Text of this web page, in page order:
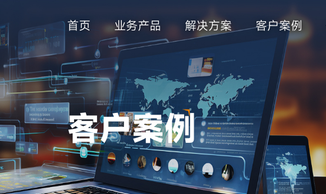
首页 业务产品 解决方案 客户案例
客户案例